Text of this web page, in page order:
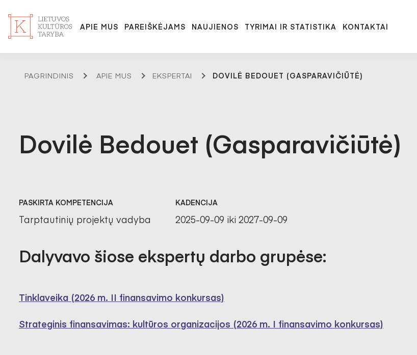
APIE MUS PAREIŠKĖJAMS NAUJIENOS TYRIMAI IR STATISTIKA KONTAKTAI
PAGRINDINIS APIE MUS EKSPERTAI DOVILĖ BEDOUET (GASPARAVIČIŪTĖ)
Dovilė Bedouet (Gasparavičiūtė)
PASKIRTA KOMPETENCIJA KADENCIJA
Tarptautinių projektų vadyba 2025-09-09 iki 2027-09-09
Dalyvavo šiose ekspertų darbo grupėse:
Tinklaveika (2026 m. II finansavimo konkursas)
Strateginis finansavimas: kultūros organizacijos (2026 m. I finansavimo konkursas)